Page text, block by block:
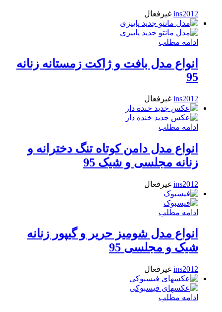
ins2012 غیرفعال
ادامه مطلب
انواع مدل بافت و ژاکت زمستانه زنانه
95
ins2012 غیرفعال
ادامه مطلب
انواع مدل دامن کوتاه تنگ دخترانه و
زنانه مجلسی و شیک 95
ins2012 غیرفعال
ادامه مطلب
انواع مدل شومیز حریر و گیپور زنانه
شیک و مجلسی 95
ins2012 غیرفعال
ادامه مطلب